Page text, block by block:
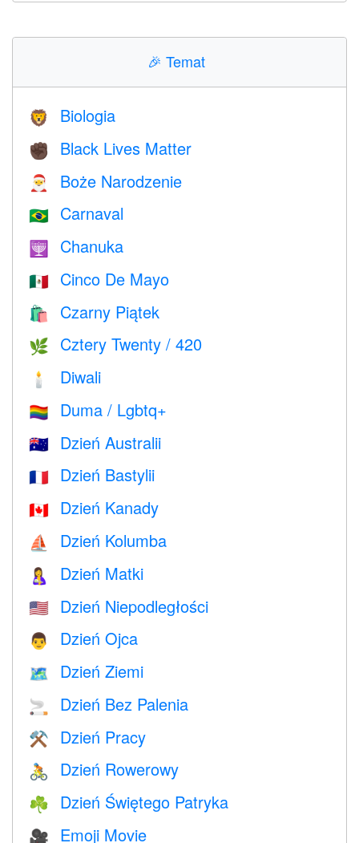
🎉 Temat
🦁 Biologia
✊🏿 Black Lives Matter
🎅 Boże Narodzenie
🇧🇷 Carnaval
🕎 Chanuka
🇲🇽 Cinco De Mayo
🛍 Czarny Piątek
🌿 Cztery Twenty / 420
🕯 Diwali
🏳️‍🌈 Duma / Lgbtq+
🇦🇺 Dzień Australii
🇫🇷 Dzień Bastylii
🇨🇦 Dzień Kanady
⛵️ Dzień Kolumba
🤱 Dzień Matki
🇺🇸 Dzień Niepodległości
👨 Dzień Ojca
🗺️ Dzień Ziemi
🚬 Dzień Bez Palenia
⚒️ Dzień Pracy
🚴 Dzień Rowerowy
☘️ Dzień Świętego Patryka
🎥 Emoji Movie